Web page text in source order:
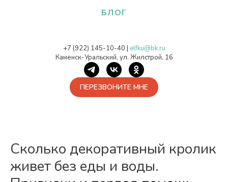
БЛОГ
+7 (922) 145-10-40 | elfku@bk.ru
Каменск-Уральский, ул. Жилстрой, 16
ПЕРЕЗВОНИТЕ МНЕ
Сколько декоративный кролик
живет без еды и воды.